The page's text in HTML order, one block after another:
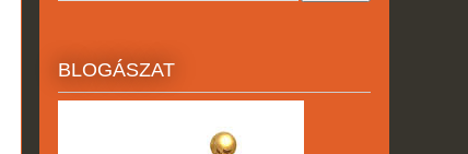
BLOGÁSZAT